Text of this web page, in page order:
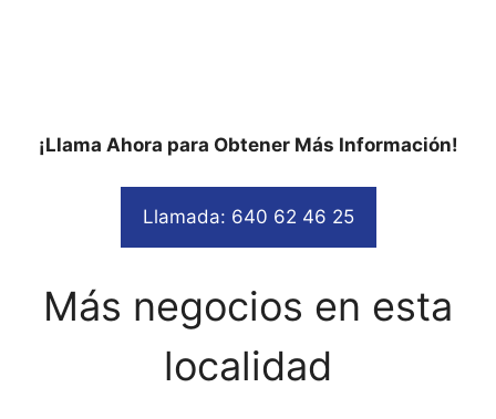
¡Llama Ahora para Obtener Más Información!
Llamada: 640 62 46 25
Más negocios en esta
localidad